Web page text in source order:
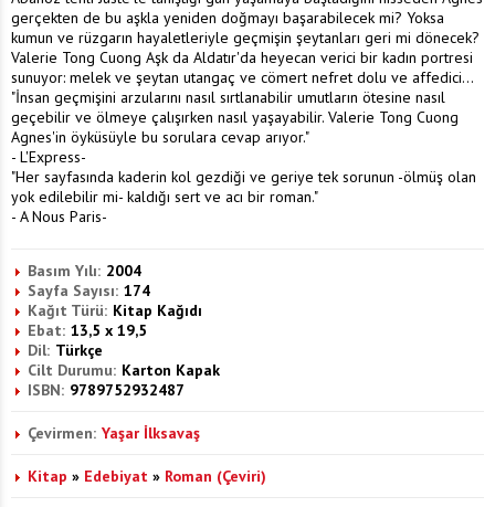
gerçekten de bu aşkla yeniden doğmayı başarabilecek mi? Yoksa
kumun ve rüzgarın hayaletleriyle geçmişin şeytanları geri mi dönecek?
Valerie Tong Cuong Aşk da Aldatır'da heyecan verici bir kadın portresi
sunuyor: melek ve şeytan utangaç ve cömert nefret dolu ve affedici...
"İnsan geçmişini arzularını nasıl sırtlanabilir umutların ötesine nasıl
geçebilir ve ölmeye çalışırken nasıl yaşayabilir. Valerie Tong Cuong
Agnes'in öyküsüyle bu sorulara cevap arıyor."
- L'Express-
"Her sayfasında kaderin kol gezdiği ve geriye tek sorunun -ölmüş olan
yok edilebilir mi- kaldığı sert ve acı bir roman."
- A Nous Paris-
Basım Yılı: 2004
Sayfa Sayısı: 174
Kağıt Türü: Kitap Kağıdı
Ebat: 13,5 x 19,5
Dil: Türkçe
Cilt Durumu: Karton Kapak
ISBN: 9789752932487
Çevirmen: Yaşar İlksavaş
Kitap » Edebiyat » Roman (Çeviri)